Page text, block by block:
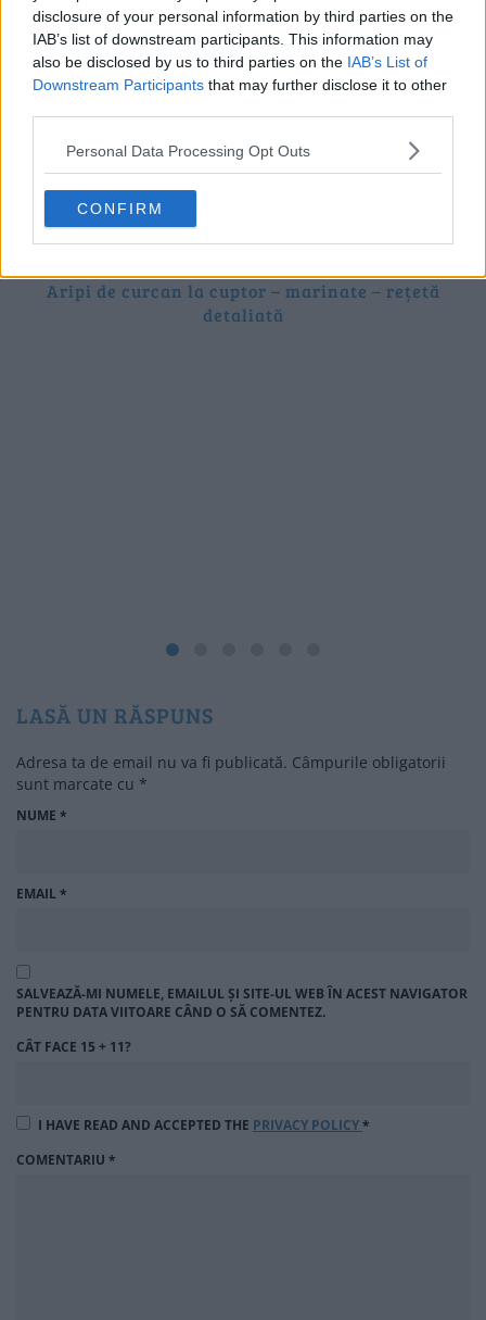
disclosure of your personal information by third parties on the
IAB’s list of downstream participants. This information may
also be disclosed by us to third parties on the IAB’s List of
Downstream Participants that may further disclose it to other
Personal Data Processing Opt Outs
CONFIRM
Rating
4.9 (79)
Printeaza reteta
Rețete din aceeași categorie:
Aripi de curcan la cuptor – marinate – rețetă
detaliată
LASĂ UN RĂSPUNS
Adresa ta de email nu va fi publicată. Câmpurile obligatorii
sunt marcate cu *
NUME *
EMAIL*
SALVEAZĂ-MI NUMELE, EMAILUL ȘI SITE-UL WEB ÎN ACEST NAVIGATOR
PENTRU DATA VIITOARE CÂND O SĂ COMENTEZ.
CÂT FACE 15 + 11?
I HAVE READ AND ACCEPTED THE PRIVACY POLICY*
COMENTARIU *